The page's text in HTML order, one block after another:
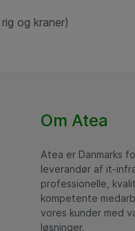
og kraner)
Om Atea
Atea er Danmarks
leverandør af it-
professionelle,
kompetente
vores kunder med
løsninger.